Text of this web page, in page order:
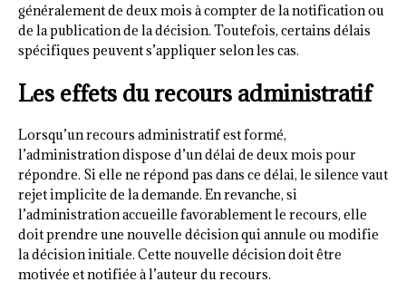
généralement de deux mois à compter de la notification ou
de la publication de la décision. Toutefois, certains délais
spécifiques peuvent s’appliquer selon les cas.
Les effets du recours administratif
Lorsqu’un recours administratif est formé,
l’administration dispose d’un délai de deux mois pour
répondre. Si elle ne répond pas dans ce délai, le silence vaut
rejet implicite de la demande. En revanche, si
l’administration accueille favorablement le recours, elle
doit prendre une nouvelle décision qui annule ou modifie
la décision initiale. Cette nouvelle décision doit être
motivée et notifiée à l’auteur du recours.